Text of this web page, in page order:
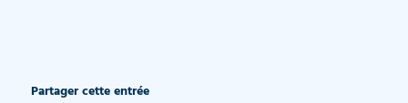
Partager cette entrée